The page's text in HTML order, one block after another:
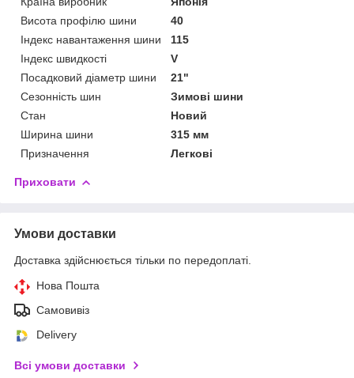
Висота профілю шини
40
Індекс навантаження шини
115
Індекс швидкості
V
Посадковий діаметр шини
21"
Сезонність шин
Зимові шини
Стан
Новий
Ширина шини
315 мм
Призначення
Легкові
Приховати
Умови доставки
Доставка здійснюється тільки по передоплаті.
Нова Пошта
Самовивіз
Delivery
Всі умови доставки